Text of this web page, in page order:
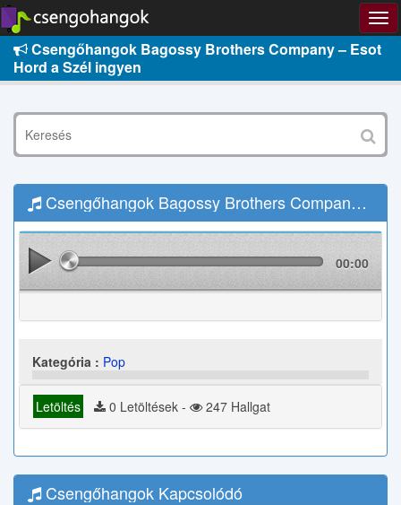
Csengőhangok Bagossy Brothers Company – Esot
Hord a Szél ingyen
Csengőhangok Bagossy Brothers Company – Esot Hord a Szél Letöltés
00:00
Kategória : Pop
Letöltés 0 Letöltések - 247 Hallgat
Csengőhangok Kapcsolódó